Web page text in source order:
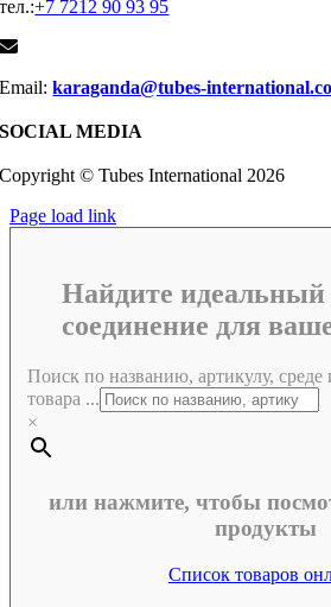
тел.:+7 7212 90 93 95
Email:karaganda@tubes-
SOCIAL MEDIA
Copyright © Tubes International 2026
Page load link
Найдите
соединение для
Поиск по названию, артикулу, среде
товара ...
×
или нажмите, чтобы
продукты
Список товаров